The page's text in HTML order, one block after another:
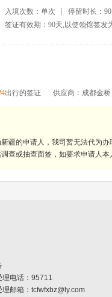
入境次数：单次
停留时长：
签证有效期：90天,以使领馆签发
出行的签证 供应商：成都金桥
疆的申请人，我司暂无法代为
查或抽查面签，如要求申请人
理电话：95711
理邮箱：tcfwfxbz@ly.com